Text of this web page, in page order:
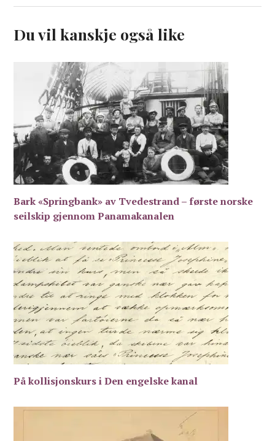
Du vil kanskje også like
Bark «Springbank» av Tvedestrand – første norske
seilskip gjennom Panamakanalen
På kollisjonskurs i Den engelske kanal